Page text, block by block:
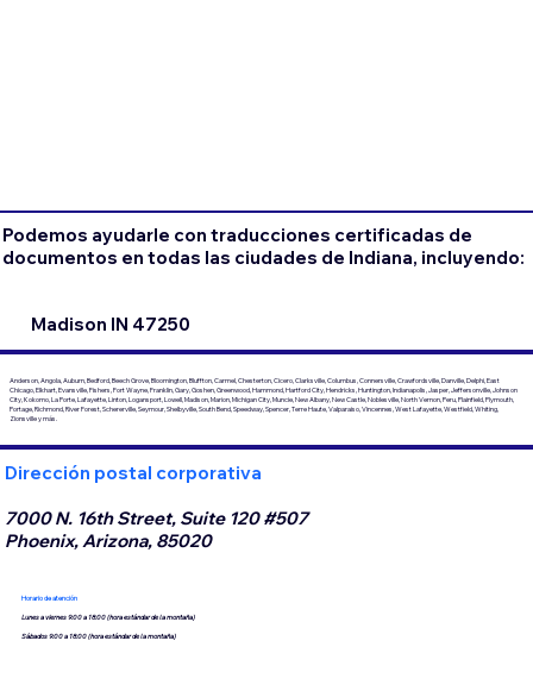
Podemos ayudarle con traducciones certificadas de
documentos en todas las ciudades de Indiana, incluyendo:
Madison IN 47250
Anderson, Angola, Auburn, Bedford, Beech Grove, Bloomington, Bluffton, Carmel, Chesterton, Cicero, Clarksville, Columbus, Connersville, Crawfordsville, Danville, Delphi, East
Chicago, Elkhart, Evansville, Fishers, Fort Wayne, Franklin, Gary, Goshen, Greenwood, Hammond, Hartford City, Hendricks, Huntington, Indianapolis, Jasper, Jeffersonville, Johnson
City, Kokomo, La Porte, Lafayette, Linton, Logansport, Lowell, Madison, Marion, Michigan City, Muncie, New Albany, New Castle, Noblesville, North Vernon, Peru, Plainfield, Plymouth,
Portage, Richmond, River Forest, Schererville, Seymour, Shelbyville, South Bend, Speedway, Spencer, Terre Haute, Valparaiso, Vincennes, West Lafayette, Westfield, Whiting,
Zionsville y más.
Dirección postal corporativa
7000 N. 16th Street, Suite 120 #507
Phoenix, Arizona, 85020
Horario de atención
Lunes a viernes 9:00 a 18:00 (hora estándar de la montaña)
Sábados 9:00 a 18:00 (hora estándar de la montaña)